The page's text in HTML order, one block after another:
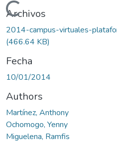
Cargando...
Archivos
2014-campus-virtuales-
(466.64 KB)
Fecha
10/01/2014
Authors
Martínez, Anthony
Ochomogo, Yenny
Miguelena, Ramfis